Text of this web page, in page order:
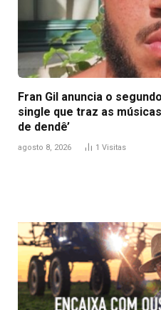
Fran Gil anuncia o
single que traz as
de dendê’
agosto 8, 2026 1 Visitas